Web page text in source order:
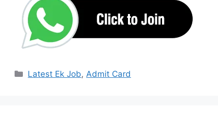
Categories
Latest Ek Job, Admit Card